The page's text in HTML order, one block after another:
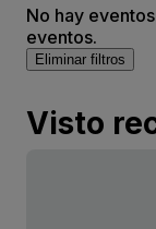
No hay
eventos.
Eliminar filtros
Visto